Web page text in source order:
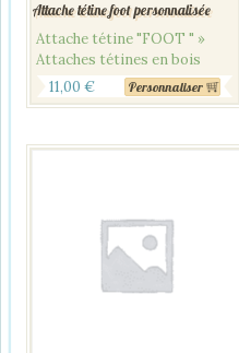
Attache tétine foot personnalisée
Attache tétine "FOOT " »
Attaches tétines en bois
11,00 € Personnaliser